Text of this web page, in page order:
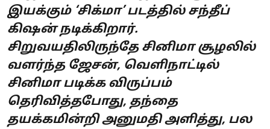
இயக்கும் ‘சிக்மா’ படத்தில் சந்தீப்
கிஷன் நடிக்கிறார்.
சிறுவயதிலிருந்தே சினிமா சூழலில்
வளர்ந்த ஜேசன், வெளிநாட்டில்
சினிமா படிக்க விருப்பம்
தெரிவித்தபோது, தந்தை
தயக்கமின்றி அனுமதி அளித்து, பல